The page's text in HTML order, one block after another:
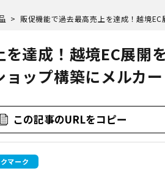
統合基盤
>
達成！越境EC展開
ップ構築にメルカ
この記事のURLをコピー
マーク